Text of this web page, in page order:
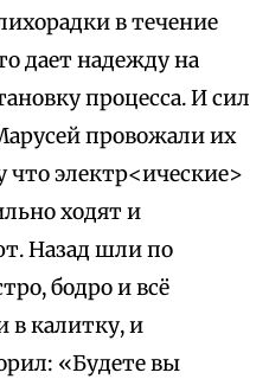
в течение
дает надежду на
процесса. И сил
провожали их
что электр<ические>
ходят и
Назад шли по
бодро и всё
в калитку, и
«Будете вы